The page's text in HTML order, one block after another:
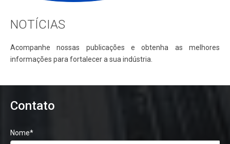
NOTÍCIAS
Acompanhe nossas publicações e obtenha as melhores
informações para fortalecer a sua indústria.
Contato
Nome*